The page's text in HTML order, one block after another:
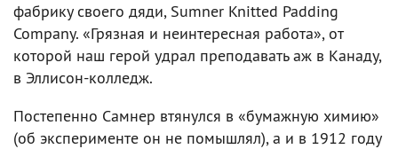
фабрику своего дяди, Sumner Knitted Padding
Company. «Грязная и неинтересная работа», от
которой наш герой удрал преподавать аж в Канаду,
в Эллисон-колледж.
Постепенно Самнер втянулся в «бумажную химию»
(об эксперименте он не помышлял), а и в 1912 году